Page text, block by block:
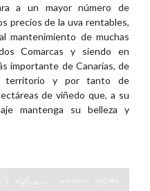
a un mayor número de
precios de la uva rentables,
mantenimiento de muchas
Comarcas y siendo en
importante de Canarias, de
territorio y por tanto de
de viñedo que, a su
mantenga su belleza y